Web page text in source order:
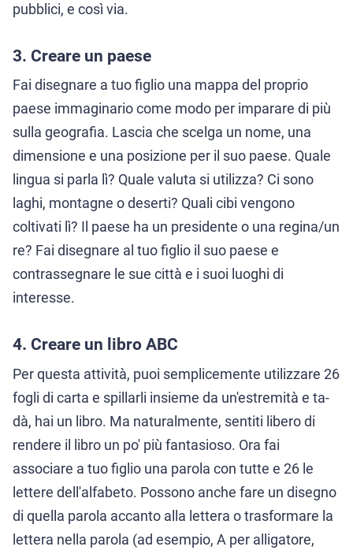
pubblici, e così via.
3. Creare un paese
Fai disegnare a tuo figlio una mappa del proprio
paese immaginario come modo per imparare di più
sulla geografia. Lascia che scelga un nome, una
dimensione e una posizione per il suo paese. Quale
lingua si parla lì? Quale valuta si utilizza? Ci sono
laghi, montagne o deserti? Quali cibi vengono
coltivati lì? Il paese ha un presidente o una regina/un
re? Fai disegnare al tuo figlio il suo paese e
contrassegnare le sue città e i suoi luoghi di
interesse.
4. Creare un libro ABC
Per questa attività, puoi semplicemente utilizzare 26
fogli di carta e spillarli insieme da un'estremità e ta-
dà, hai un libro. Ma naturalmente, sentiti libero di
rendere il libro un po' più fantasioso. Ora fai
associare a tuo figlio una parola con tutte e 26 le
lettere dell'alfabeto. Possono anche fare un disegno
di quella parola accanto alla lettera o trasformare la
lettera nella parola (ad esempio, A per alligatore,